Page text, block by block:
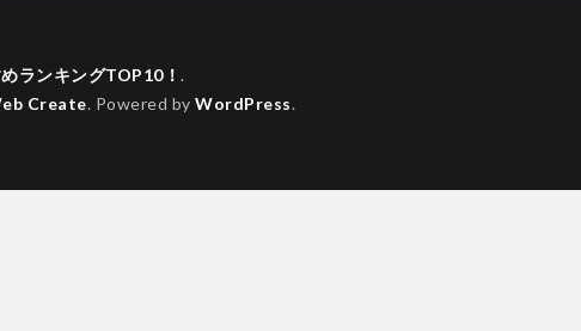
ランキングTOP10！.
Create. Powered by WordPress.